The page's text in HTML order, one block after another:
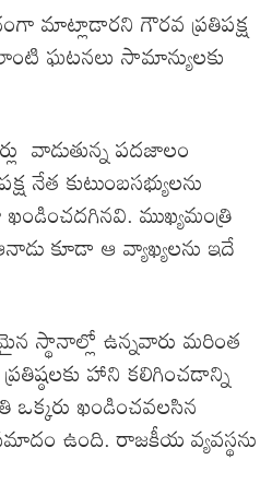
మాట్లాడారని గౌరవ ప్రతిపక్ష
ఘటనలు సామాన్యులకు
వాడుతున్న పదజాలం
కుటుంబసభ్యులను
ముఖ్యమంత్రి
కూడా ఆ వ్యాఖ్యలను ఇదే
స్థానాల్లో ఉన్నవారు మరింత
హాని కలిగించడాన్ని
ఒక్కరు ఖండించవలసిన
ఉంది. రాజకీయ వ్యవస్థను